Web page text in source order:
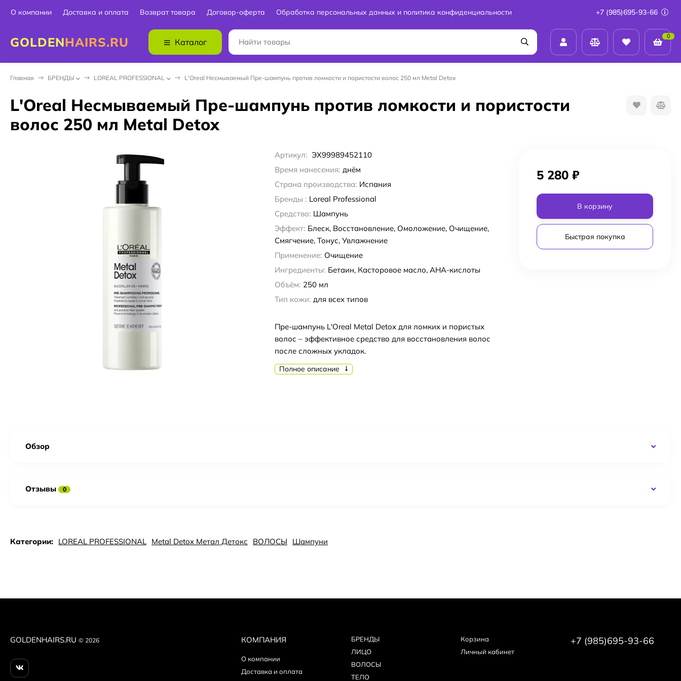
О компании Доставка и оплата Возврат товара Договор-оферта Обработка персональных данных и политика конфиденциальности +7 (985)695-93-66
GOLDENHAIRS.RU Каталог
0
Главная БPEНДЫ LOREAL PROFESSIONAL L'Oreal Несмываемый Пре-шампунь против ломкости и пористости волос 250 мл Metal Detox
L'Oreal Несмываемый Пре-шампунь против ломкости и пористости
волос 250 мл Metal Detox
Артикул: ЭХ99989452110
Время нанесения: днём
Страна производства: Испания
Бренды : Loreal Professional
Средство: Шампунь
Эффект: Блеск, Восстановление, Омоложение, Очищение,
Смягчение, Тонус, Увлажнение
Применение: Очищение
Ингредиенты: Бетаин, Касторовое масло, AHA-кислоты
Объём: 250 мл
Тип кожи: для всех типов
Пре-шампунь L'Oreal Metal Detox для ломких и пористых
волос – эффективное средство для восстановления волос
после сложных укладок.
Полное описание
5 280 ₽
В корзину
Быстрая покупка
Обзор
Отзывы 0
Категории: LOREAL PROFESSIONAL Metal Detox Метал Детокс ВОЛОСЫ Шампуни
GOLDENHAIRS.RU © 2026 КОМПАНИЯ
О компании
Доставка и оплата
БPEНДЫ
ЛИЦО
ВОЛОСЫ
ТЕЛО
Корзина
Личный кабинет
+7 (985)695-93-66